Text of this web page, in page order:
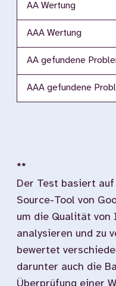
AA Wertung
AAA Wertung
AA gefundene
AAA gefundene
**
Der Test basiert auf
Source-Tool von
um die Qualität
analysieren und zu
bewertet
darunter auch die